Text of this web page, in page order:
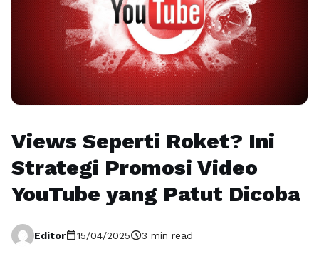
Views Seperti Roket? Ini
Strategi Promosi Video
YouTube yang Patut Dicoba
Editorcalendar_today15/04/2025schedule3 min read